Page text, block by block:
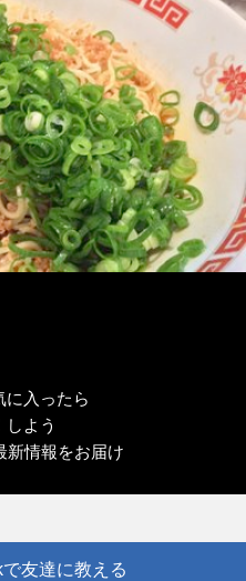
に入ったら
しよう
新情報をお届け
友達に教える